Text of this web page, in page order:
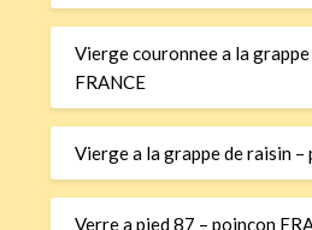
Vierge couronnee a la
FRANCE
Vierge a la grappe de raisin –
Verre a pied 87 – poinçon